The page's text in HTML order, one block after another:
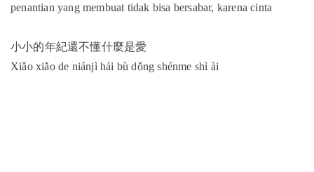
penantian yang membuat tidak bisa bersabar, karena cinta
小小的年紀還不懂什麼是愛
Xiǎo xiǎo de niánjì hái bù dǒng shénme shì ài